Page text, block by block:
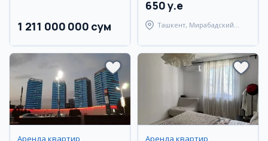
1 211 000 000 сум
650 y.e
Ташкент, Мирабадский
Аренда квартир Аренда квартир